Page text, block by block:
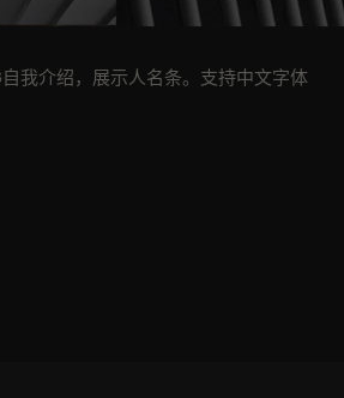
自我介绍，展示人名条。支持中文字体